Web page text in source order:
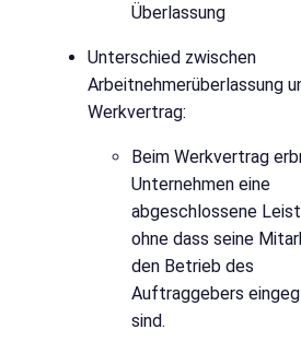
Überlassung
Unterschied zwischen
Arbeitnehmerüberlassung
Werkvertrag:
Beim Werkvertrag
Unternehmen eine
abgeschlossene
ohne dass seine
den Betrieb des
Auftraggebers
sind.